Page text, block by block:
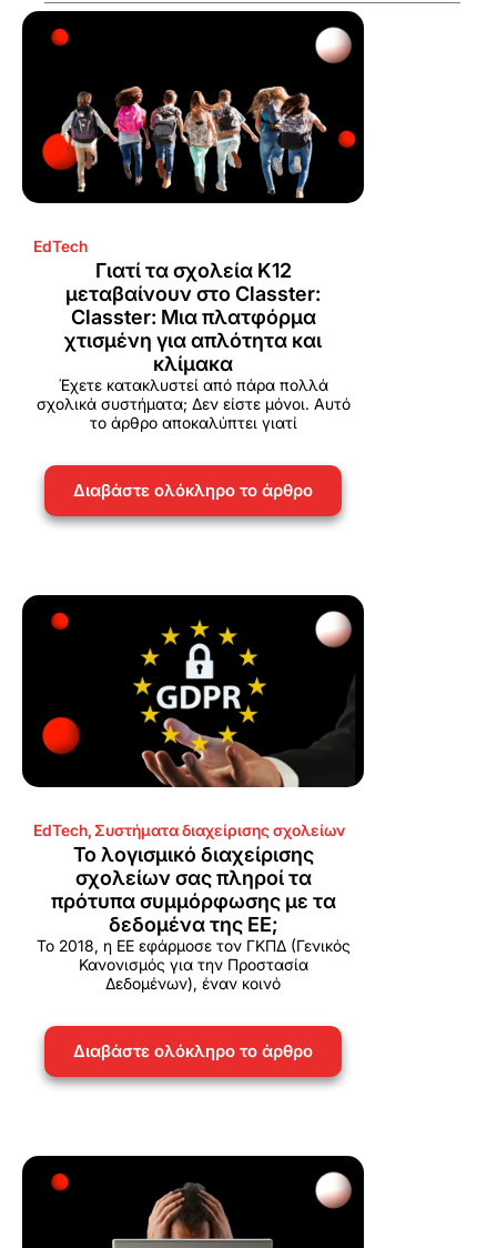
EdTech
Γιατί τα σχολεία K12
μεταβαίνουν στο Classter:
Classter: Μια πλατφόρμα
χτισμένη για απλότητα και
κλίμακα
Έχετε κατακλυστεί από πάρα πολλά
σχολικά συστήματα; Δεν είστε μόνοι. Αυτό
το άρθρο αποκαλύπτει γιατί
Διαβάστε ολόκληρο το άρθρο
EdTech,Συστήματα διαχείρισης σχολείων
Το λογισμικό διαχείρισης
σχολείων σας πληροί τα
πρότυπα συμμόρφωσης με τα
δεδομένα της ΕΕ;
Το 2018, η ΕΕ εφάρμοσε τον ΓΚΠΔ (Γενικός
Κανονισμός για την Προστασία
Δεδομένων), έναν κοινό
Διαβάστε ολόκληρο το άρθρο